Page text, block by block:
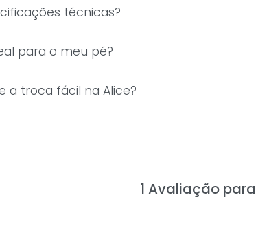
técnicas?
para o meu pé?
a troca fácil na Alice?
1 Avaliação para